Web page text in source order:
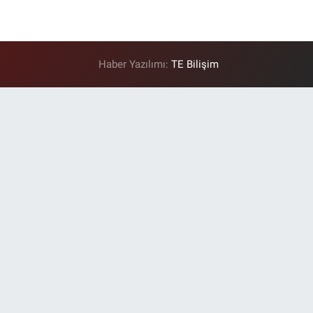
Haber Yazılımı:TE Bilişim